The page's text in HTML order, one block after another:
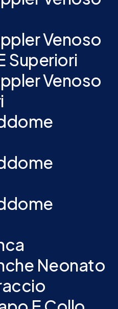
Venoso
Superiori
Venoso
Neonato